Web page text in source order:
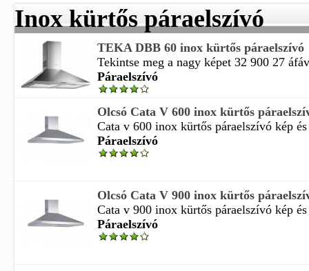
Inox kürtős páraelszívó
TEKA DBB 60 inox kürtős páraelszívó
Tekintse meg a nagy képet 32 900 27
Páraelszívó
Olcsó Cata V 600 inox kürtős
Cata v 600 inox kürtős páraelszívó kép
Páraelszívó
Olcsó Cata V 900 inox kürtős
Cata v 900 inox kürtős páraelszívó kép
Páraelszívó